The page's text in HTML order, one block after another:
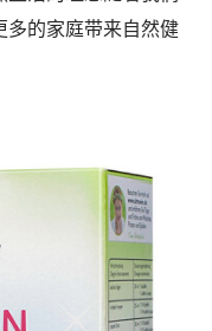
多的家庭带来自然健